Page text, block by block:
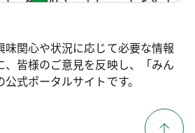
関心や状況に応じて必要な情報
、皆様のご意見を反映し、「みん
式ポータルサイトです。